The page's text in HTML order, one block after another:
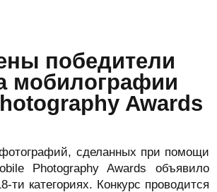
победители
мобилографии
Awards
сделанных при помощи
Photography Awards объявило
ти категориях. Конкурс проводится